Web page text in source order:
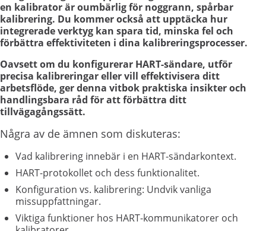
en kalibrator är oumbärlig för noggrann, spårbar
kalibrering. Du kommer också att upptäcka hur
integrerade verktyg kan spara tid, minska fel och
förbättra effektiviteten i dina kalibreringsprocesser.
Oavsett om du konfigurerar HART-sändare, utför
precisa kalibreringar eller vill effektivisera ditt
arbetsflöde, ger denna vitbok praktiska insikter och
handlingsbara råd för att förbättra ditt
tillvägagångssätt.
Några av de ämnen som diskuteras:
Vad kalibrering innebär i en HART-sändarkontext.
HART-protokollet och dess funktionalitet.
Konfiguration vs. kalibrering: Undvik vanliga
missuppfattningar.
Viktiga funktioner hos HART-kommunikatorer och